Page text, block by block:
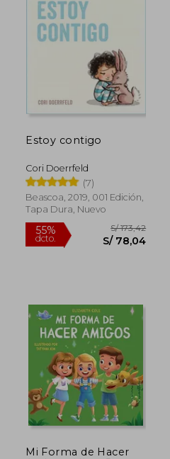
55%
dcto.
Estoy contigo
Cori Doerrfeld
(7)
Beascoa, 2019, 001 Edición,
Tapa Dura, Nuevo
Mi Forma de Hacer